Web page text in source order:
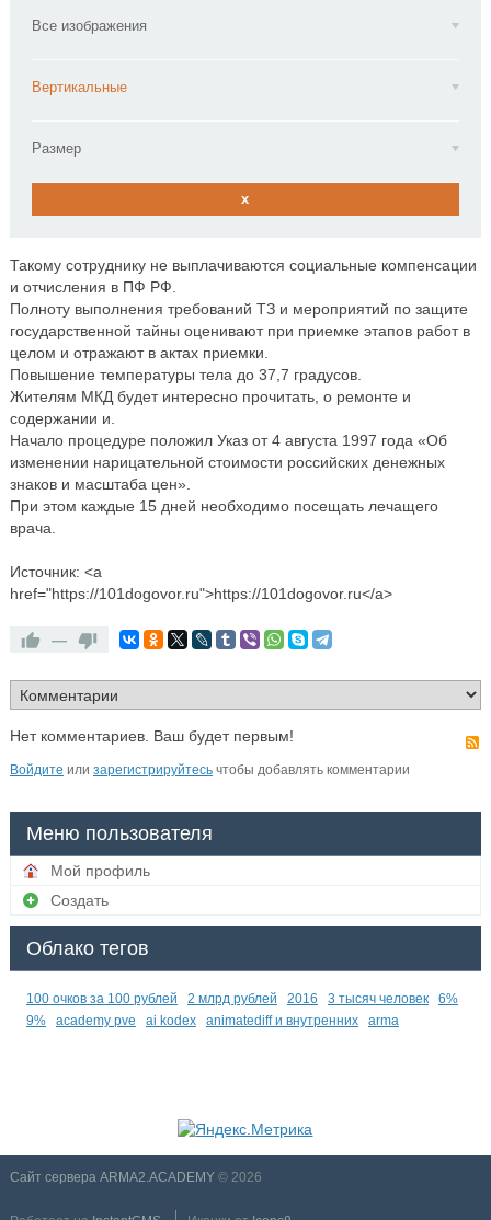
Все изображения
Вертикальные
Размер
x
Такому сотруднику не выплачиваются социальные компенсации
и отчисления в ПФ РФ.
Полноту выполнения требований ТЗ и мероприятий по защите
государственной тайны оценивают при приемке этапов работ в
целом и отражают в актах приемки.
Повышение температуры тела до 37,7 градусов.
Жителям МКД будет интересно прочитать, о ремонте и
содержании и.
Начало процедуре положил Указ от 4 августа 1997 года «Об
изменении нарицательной стоимости российских денежных
знаков и масштаба цен».
При этом каждые 15 дней необходимо посещать лечащего
врача.
Источник: <a
href="https://101dogovor.ru">https://101dogovor.ru</a>
—
Нет комментариев. Ваш будет первым!
Войдите или зарегистрируйтесьчтобы добавлять комментарии
Меню пользователя
Мой профиль
Создать
Облако тегов
100 очков за 100 рублей 2 млрд рублей 2016 3 тысяч человек
6%
9%
academy pve ai kodex animatediff и внутренних arma
Сайт сервера ARMA2.ACADEMY© 2026